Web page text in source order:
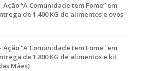
Ação “A Comunidade tem Fome” em
de 1.400 KG de alimentos e ovos
Ação “A Comunidade tem Fome” em
de 1.800 KG de alimentos e kit
Mães)